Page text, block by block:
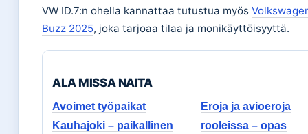
VW ID.7:n ohella kannattaa tutustua myös
Buzz 2025, joka tarjoaa tilaa ja monikäyttöisyyttä.
ALA MISSA NAITA
Avoimet työpaikat
Kauhajoki – paikallinen
Eroja ja avioeroja
rooleissa – opas